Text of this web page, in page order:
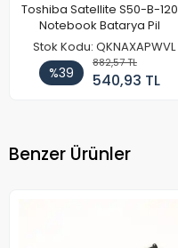
Toshiba Satellite S50-B-120
Notebook Batarya Pil
Stok Kodu: QKNAXAPWVL
%39
882,57 TL
540,93 TL
Benzer Ürünler